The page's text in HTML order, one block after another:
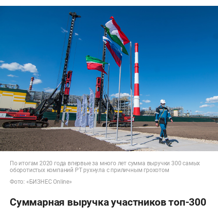
По итогам 2020 года впервые за много лет сумма выручки 300 самых
оборотистых компаний РТ рухнула с приличным грохотом
Фото: «БИЗНЕС Online»
Суммарная выручка участников топ-300